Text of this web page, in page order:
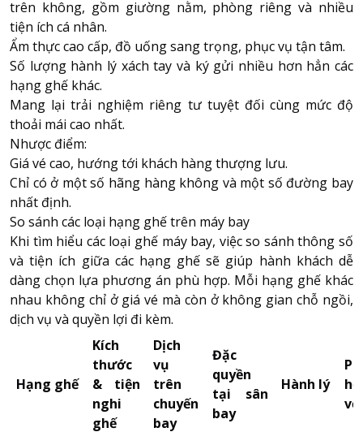
trên không, gồm giường nằm, phòng riêng và nhiều
tiện ích cá nhân.
Ẩm thực cao cấp, đồ uống sang trọng, phục vụ tận tâm.
Số lượng hành lý xách tay và ký gửi nhiều hơn hẳn các
hạng ghế khác.
Mang lại trải nghiệm riêng tư tuyệt đối cùng mức độ
thoải mái cao nhất.
Nhược điểm:
Giá vé cao, hướng tới khách hàng thượng lưu.
Chỉ có ở một số hãng hàng không và một số đường bay
nhất định.
So sánh các loại hạng ghế trên máy bay
Khi tìm hiểu các loại ghế máy bay, việc so sánh thông số
và tiện ích giữa các hạng ghế sẽ giúp hành khách dễ
dàng chọn lựa phương án phù hợp. Mỗi hạng ghế khác
nhau không chỉ ở giá vé mà còn ở không gian chỗ ngồi,
dịch vụ và quyền lợi đi kèm.
Hạng ghế
Kích
thước
& tiện
nghi
ghế
Dịch
vụ
trên
chuyến
bay
Đặc
quyền
tại sân
bay
Hành lý